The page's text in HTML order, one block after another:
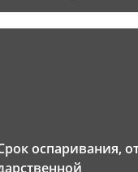
оспаривания,